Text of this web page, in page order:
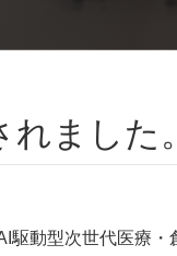
れました。
駆動型次世代医療・